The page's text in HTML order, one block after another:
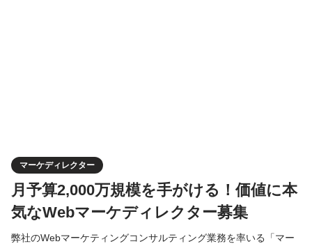
マーケディレクター
月予算2,000万規模を手がける！価値に本
気なWebマーケディレクター募集
弊社のWebマーケティングコンサルティング業務を率いる「マー